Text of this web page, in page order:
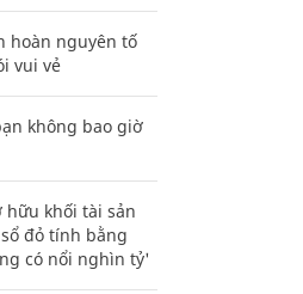
hoàn nguyên tố
vui vẻ
không bao giờ
hữu khối tài sản
đỏ tính bằng
có nổi nghìn tỷ'